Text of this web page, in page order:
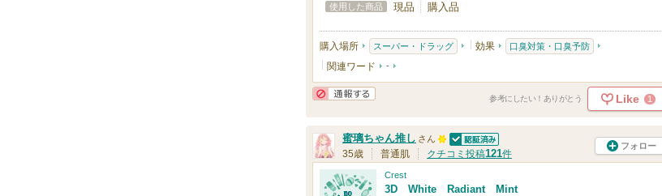
に
り
さ
れ
て
使用した商品 現品 購入品
購入場所 スーパー・ドラッグ 効果 口臭対策・口臭予防
関連ワード -
参考にしたい！ありがとう Like 1
蜜璃ちゃん推し さん
1 認証済
35歳 普通肌 クチコミ投稿121件
フォロー
Crest
3D White Radiant Mint